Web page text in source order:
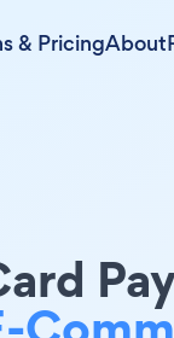
& PricingAbout